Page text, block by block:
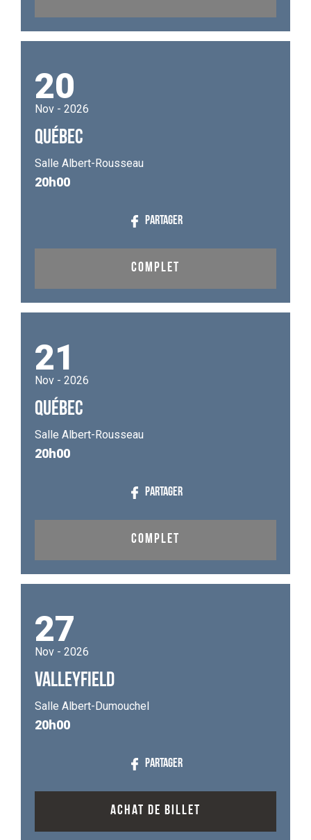
20
Nov - 2026
QUÉBEC
Salle Albert-Rousseau
20h00
PARTAGER
COMPLET
21
Nov - 2026
QUÉBEC
Salle Albert-Rousseau
20h00
PARTAGER
COMPLET
27
Nov - 2026
VALLEYFIELD
Salle Albert-Dumouchel
20h00
PARTAGER
ACHAT DE BILLET